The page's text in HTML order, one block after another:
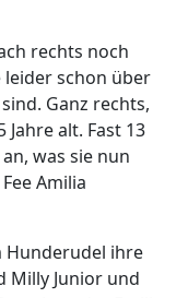
rechts noch
leider schon über
Ganz rechts,
alt. Fast 13
was sie nun
Amilia
Hunderudel ihre
Milly Junior und